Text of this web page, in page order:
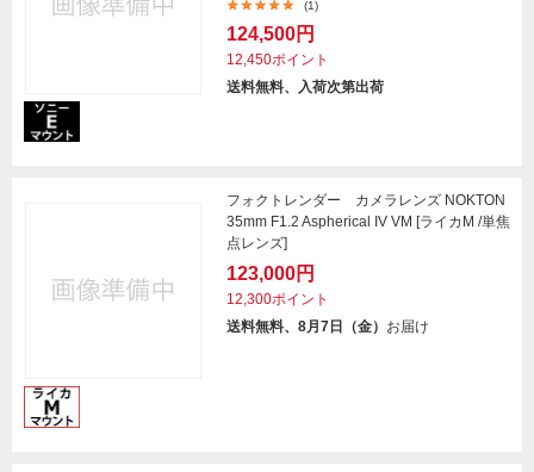
(1)
124,500円
12,450ポイント
送料無料、入荷次第出荷
フォクトレンダー カメラレンズ NOKTON
35mm F1.2 Aspherical IV VM [ライカM /単焦
点レンズ]
123,000円
12,300ポイント
送料無料、8月7日（金） お届け